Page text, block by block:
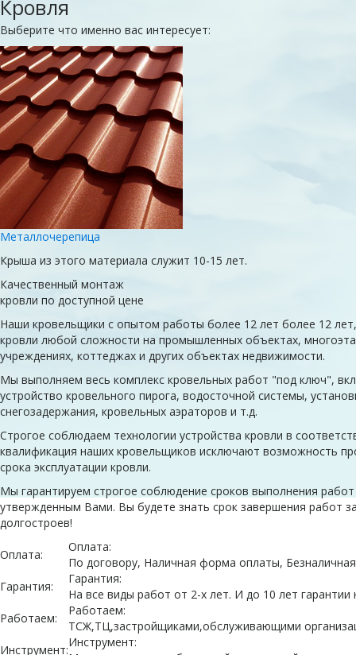
Кровля
Выберите что именно вас интересует:
Металлочерепица
Крыша из этого материала служит 10-15 лет.
Качественный монтаж
кровли по доступной цене
Наши кровельщики с опытом работы более 12 лет более 12
кровли любой сложности на промышленных объектах,
учреждениях, коттеджах и других объектах недвижимости.
Мы выполняем весь комплекс кровельных работ "под ключ",
устройство кровельного пирога, водосточной системы,
снегозадержания, кровельных аэраторов и т.д.
Строгое соблюдаем технологии устройства кровли в
квалификация наших кровельщиков исключают возможность
срока эксплуатации кровли.
Мы гарантируем строгое соблюдение сроков выполнения
утвержденным Вами. Вы будете знать срок завершения работ
долгостроев!
Оплата:
Оплата:
По договору, Наличная форма оплаты,
Гарантия:
Гарантия:
На все виды работ от 2-х лет. И до 10 лет гарантии
Работаем:
Работаем:
ТСЖ,ТЦ,застройщиками,обслуживающими
Инструмент:
Инструмент: